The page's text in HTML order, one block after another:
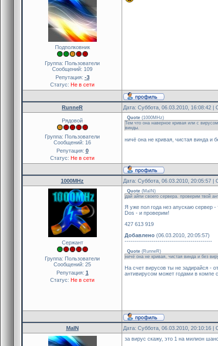
Подполковник
Группа: Пользователи
Сообщений: 109
Репутация: -3
Статус: Не в сети
RunneR Дата: Суббота, 06.03.2010, 16:08:42
Рядовой
Группа: Пользователи
Сообщений: 16
Репутация: 0
Статус: Не в сети
Quote (1000MHz)
Тем что она наверное кривая или с
винды.
ничё она не кривая, чистая винда и
1000MHz Дата: Суббота, 06.03.2010, 20:05:57
Сержант
Группа: Пользователи
Сообщений: 25
Репутация: 1
Статус: Не в сети
Quote (MaIN )
дай айпи своего сервера. проверим твой
Я уже пол года нез апускаю сервер
Dos - и проверим!
427 613 919
Добавлено (06.03.2010, 20:05:57)
---------------------------------------------
Quote (RunneR)
ничё она не кривая, чистая винда и без
На счет вирусов ты не задирайся -
антивирусом может годами в компе
MaIN
Дата: Суббота, 06.03.2010, 20:10:16
за вирус скажу, это 1 на милион